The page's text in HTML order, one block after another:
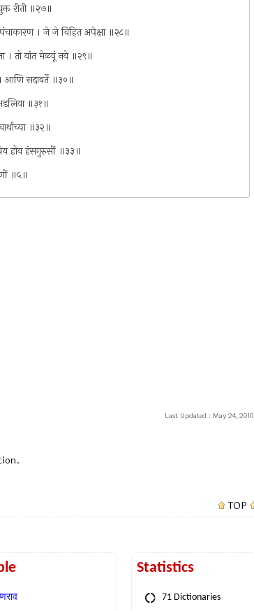
रीती ॥२७॥
। जे जे विहित अपेक्षा ॥२८॥
। तो यांत मेळवूं नये ॥२९॥
आणि सदावर्ते ॥३०॥
अडलिया ॥३१॥
॥३२॥
होय हंसगुरुसीं ॥३३॥
॥५॥
Last Updated : May 24, 2010
TOP
Statistics
71 Dictionaries